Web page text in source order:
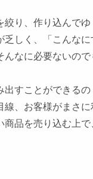
り、作り込んでゆ
乏しく、「こんなに
んなに必要ないので
出すことができるの
線、お客様がまさに
商品を売り込む上で